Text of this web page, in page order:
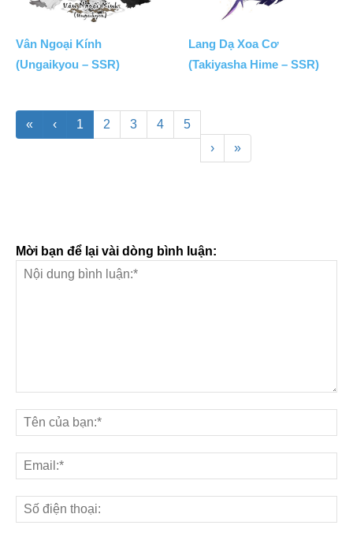
Vân Ngoại Kính
(Ungaikyou – SSR)
Lang Dạ Xoa Cơ
(Takiyasha Hime – SSR)
« ‹ 1 2 3 4
5
›
»
Mời bạn để lại vài dòng bình luận: